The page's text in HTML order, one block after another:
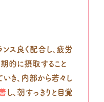
ス良く配合し、疲労
的に摂取すること
き、内部から若々し
し、朝すっきりと目覚